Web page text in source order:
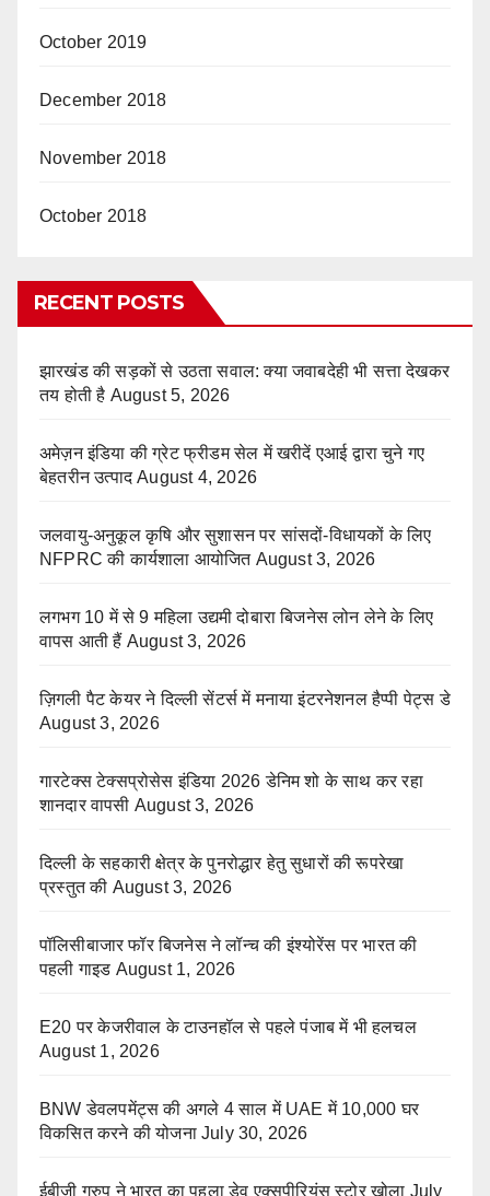
October 2019
December 2018
November 2018
October 2018
RECENT POSTS
झारखंड की सड़कों से उठता सवाल: क्या जवाबदेही भी सत्ता देखकर
तय होती है August 5, 2026
अमेज़न इंडिया की ग्रेट फ्रीडम सेल में खरीदें एआई द्वारा चुने गए
बेहतरीन उत्पाद August 4, 2026
जलवायु-अनुकूल कृषि और सुशासन पर सांसदों-विधायकों के लिए
NFPRC की कार्यशाला आयोजित August 3, 2026
लगभग 10 में से 9 महिला उद्यमी दोबारा बिजनेस लोन लेने के लिए
वापस आती हैं August 3, 2026
ज़िगली पैट केयर ने दिल्ली सेंटर्स में मनाया इंटरनेशनल हैप्पी पेट्स डे
August 3, 2026
गारटेक्स टेक्सप्रोसेस इंडिया 2026 डेनिम शो के साथ कर रहा
शानदार वापसी August 3, 2026
दिल्ली के सहकारी क्षेत्र के पुनरोद्धार हेतु सुधारों की रूपरेखा
प्रस्तुत की August 3, 2026
पॉलिसीबाजार फॉर बिजनेस ने लॉन्च की इंश्योरेंस पर भारत की
पहली गाइड August 1, 2026
E20 पर केजरीवाल के टाउनहॉल से पहले पंजाब में भी हलचल
August 1, 2026
BNW डेवलपमेंट्स की अगले 4 साल में UAE में 10,000 घर
विकसित करने की योजना July 30, 2026
ईबीजी ग्रुप ने भारत का पहला डेवू एक्सपीरियंस स्टोर खोला July